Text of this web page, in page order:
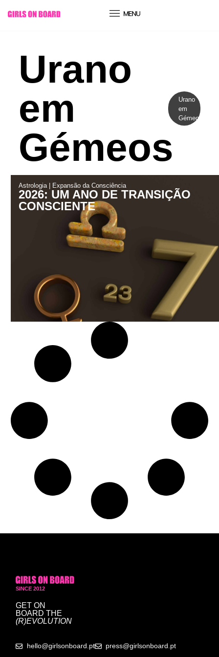
conteúdo
Urano
em
Gémeos
Urano
em
Gémeos
Astrologia| Expansão da Consciência
2026: UM ANO DE TRANSIÇÃO
CONSCIENTE
SINCE 2012
GET ON
BOARD THE
(R)EVOLUTION
hello@girlsonboard.pt press@girlsonboard.pt